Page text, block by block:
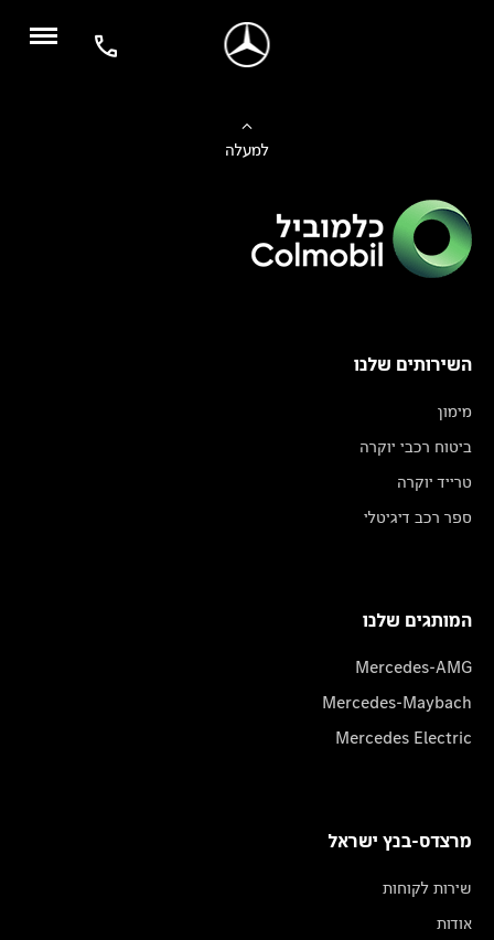
למעלה
השירותים שלנו
מימון
ביטוח רכבי יוקרה
טרייד יוקרה
ספר רכב דיגיטלי
המותגים שלנו
Mercedes-AMG
Mercedes-Maybach
Mercedes Electric
מרצדס-בנץ ישראל
שירות לקוחות
אודות